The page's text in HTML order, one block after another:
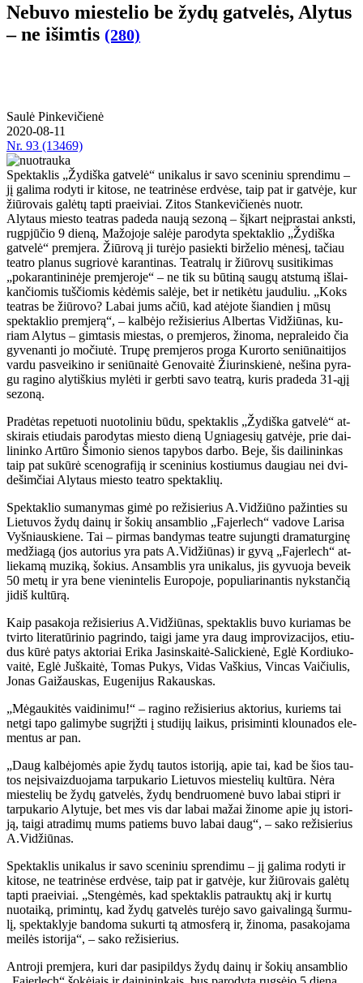
Ne­bu­vo mies­te­lio be žy­dų gat­ve­lės, Aly­tus
– ne iš­im­tis (280)
Saulė Pinkevičienė
2020-08-11
Nr. 93 (13469)
Spek­tak­lis „Žydiška gatvelė“ uni­ka­lus ir sa­vo sce­ni­niu spren­di­mu –
jį ga­li­ma ro­dy­ti ir ki­to­se, ne te­at­ri­nė­se erd­vė­se, taip pat ir gat­vė­je, kur
žiū­ro­vais ga­lė­tų tap­ti pra­ei­viai. Zitos Stankevičienės nuotr.
Aly­taus mies­to te­at­ras pa­de­da nau­ją se­zo­ną – šį­kart ne­įpras­tai anks­ti,
rug­pjū­čio 9 die­ną, Ma­žo­jo­je sa­lė­je pa­ro­dy­ta spek­tak­lio „Žy­diš­ka
gat­ve­lė“ prem­je­ra. Žiū­ro­vą ji tu­rė­jo pa­siek­ti bir­že­lio mė­ne­sį, ta­čiau
te­at­ro pla­nus su­grio­vė ka­ran­ti­nas. Te­at­ra­lų ir žiū­ro­vų su­si­ti­ki­mas
„po­ka­ran­ti­ni­nė­je prem­je­ro­je“ – ne tik su bū­ti­ną sau­gų at­stu­mą iš­lai­
kan­čio­mis tuš­čio­mis kė­dė­mis sa­lė­je, bet ir ne­ti­kė­tu jau­du­liu. „Koks
te­at­ras be žiū­ro­vo? La­bai jums ačiū, kad at­ėjo­te šian­dien į mū­sų
spek­tak­lio prem­je­rą“, – kal­bė­jo re­ži­sie­rius Al­ber­tas Vi­džiū­nas, ku­
riam Aly­tus – gim­ta­sis mies­tas, o prem­je­ros, ži­no­ma, ne­pra­lei­do čia
gy­ve­nan­ti jo mo­čiu­tė. Tru­pę prem­je­ros pro­ga Ku­ror­to se­niū­nai­ti­jos
var­du pa­svei­ki­no ir se­niū­nai­tė Ge­no­vai­tė Žiu­rins­kie­nė, ne­ši­na py­ra­
gu ra­gi­no aly­tiš­kius my­lė­ti ir gerb­ti sa­vo te­at­rą, ku­ris pra­de­da 31-ąjį
se­zo­ną.
Pra­dė­tas re­pe­tuo­ti nuo­to­li­niu bū­du, spek­tak­lis „Žy­diš­ka gat­ve­lė“ at­
ski­rais etiu­dais pa­ro­dy­tas mies­to die­ną Ug­nia­ge­sių gat­vė­je, prie dai­
li­nin­ko Ar­tū­ro Ši­mo­nio sie­nos ta­py­bos dar­bo. Be­je, šis dai­li­nin­kas
taip pat su­kū­rė sce­nog­ra­fi­ją ir sce­ni­nius kos­tiu­mus dau­giau nei dvi­
de­šim­čiai Aly­taus mies­to te­at­ro spek­tak­lių.
Spek­tak­lio su­ma­ny­mas gi­mė po re­ži­sie­rius A.Vi­džiū­no pa­žin­ties su
Lie­tu­vos žy­dų dai­nų ir šo­kių an­sam­blio „Fa­jer­lech“ va­do­ve La­ri­sa
Vyš­niaus­kie­ne. Tai – pir­mas ban­dy­mas te­at­re su­jung­ti dra­ma­tur­gi­nę
me­džia­gą (jos au­to­rius yra pats A.Vi­džiū­nas) ir gy­vą „Fa­jer­lech“ at­
lie­ka­mą mu­zi­ką, šo­kius. An­sam­blis yra uni­ka­lus, jis gy­vuo­ja be­veik
50 me­tų ir yra be­ne vie­nin­te­lis Eu­ro­po­je, po­pu­lia­ri­nan­tis nyks­tan­čią
ji­diš kul­tū­rą.
Kaip pa­sa­ko­ja re­ži­sie­rius A.Vi­džiū­nas, spek­tak­lis bu­vo ku­ria­mas be
tvir­to li­te­ra­tū­ri­nio pa­grin­do, tai­gi ja­me yra daug im­pro­vi­za­ci­jos, etiu­
dus kū­rė pa­tys ak­to­riai Eri­ka Ja­sins­kai­tė-Sa­lic­kie­nė, Eg­lė Kor­diu­ko­
vai­tė, Eg­lė Juš­kai­tė, To­mas Pu­kys, Vi­das Vaš­kius, Vin­cas Vai­čiu­lis,
Jo­nas Gai­žaus­kas, Eu­ge­ni­jus Ra­kaus­kas.
„Mė­gau­ki­tės vai­di­ni­mu!“ – ra­gi­no re­ži­sie­rius ak­to­rius, ku­riems tai
net­gi ta­po ga­li­my­be su­grįž­ti į stu­di­jų lai­kus, pri­si­min­ti klou­na­dos ele­
men­tus ar pan.
„Daug kal­bė­jo­mės apie žy­dų tau­tos is­to­ri­ją, apie tai, kad be šios tau­
tos ne­įsi­vaiz­duo­ja­ma tar­pu­ka­rio Lie­tu­vos mies­te­lių kul­tū­ra. Nė­ra
mies­te­lių be žy­dų gat­ve­lės, žy­dų ben­druo­me­nė bu­vo la­bai stip­ri ir
tar­pu­ka­rio Aly­tu­je, bet mes vis dar la­bai ma­žai ži­no­me apie jų is­to­ri­
ją, tai­gi at­ra­di­mų mums pa­tiems bu­vo la­bai daug“, – sa­ko re­ži­sie­rius
A.Vi­džiū­nas.
Spek­tak­lis uni­ka­lus ir sa­vo sce­ni­niu spren­di­mu – jį ga­li­ma ro­dy­ti ir
ki­to­se, ne te­at­ri­nė­se erd­vė­se, taip pat ir gat­vė­je, kur žiū­ro­vais ga­lė­tų
tap­ti pra­ei­viai. „Sten­gė­mės, kad spek­tak­lis pa­trauk­tų akį ir kur­tų
nuo­tai­ką, pri­min­tų, kad žy­dų gat­ve­lės tu­rė­jo sa­vo gai­va­lin­gą šur­mu­
lį, spek­tak­ly­je ban­do­ma su­kur­ti tą at­mo­sfe­rą ir, ži­no­ma, pa­sa­ko­ja­ma
mei­lės is­to­ri­ja“, – sa­ko re­ži­sie­rius.
Ant­ro­ji prem­je­ra, ku­ri dar pa­si­pil­dys žy­dų dai­nų ir šo­kių an­sam­blio